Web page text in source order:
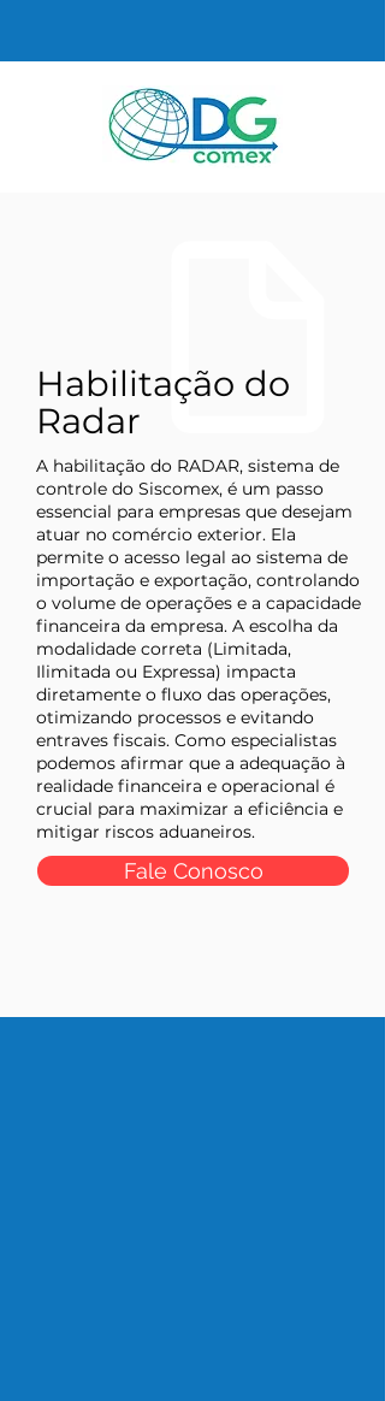
Habilitação do
Radar
A habilitação do RADAR, sistema de
controle do Siscomex, é um passo
essencial para empresas que desejam
atuar no comércio exterior. Ela
permite o acesso legal ao sistema de
importação e exportação, controlando
o volume de operações e a capacidade
financeira da empresa. A escolha da
modalidade correta (Limitada,
Ilimitada ou Expressa) impacta
diretamente o fluxo das operações,
otimizando processos e evitando
entraves fiscais. Como especialistas
podemos afirmar que a adequação à
realidade financeira e operacional é
crucial para maximizar a eficiência e
mitigar riscos aduaneiros.
Fale Conosco